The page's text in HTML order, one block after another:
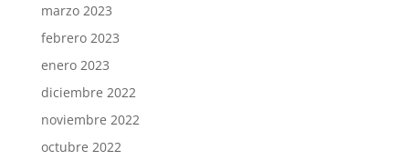
marzo 2023
febrero 2023
enero 2023
diciembre 2022
noviembre 2022
octubre 2022